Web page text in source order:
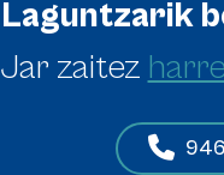
Laguntzarik
Jar zaitez